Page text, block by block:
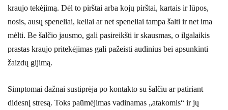
kraujo tekėjimą. Dėl to pirštai arba kojų pirštai, kartais ir lūpos,
nosis, ausų speneliai, keliai ar net speneliai tampa šalti ir net ima
mėlti. Be šalčio jausmo, gali pasireikšti ir skausmas, o ilgalaikis
prastas kraujo pritekėjimas gali pažeisti audinius bei apsunkinti
žaizdų gijimą.
Simptomai dažnai sustiprėja po kontakto su šalčiu ar patiriant
didesnį stresą. Toks paūmėjimas vadinamas „atakomis“ ir jų